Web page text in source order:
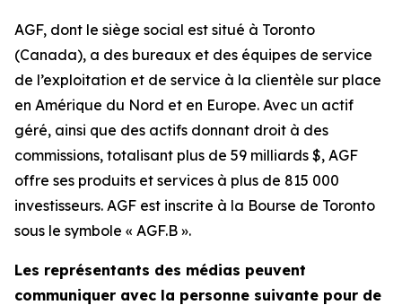
AGF, dont le siège social est situé à Toronto
(Canada), a des bureaux et des équipes de service
de l’exploitation et de service à la clientèle sur place
en Amérique du Nord et en Europe. Avec un actif
géré, ainsi que des actifs donnant droit à des
commissions, totalisant plus de 59 milliards $, AGF
offre ses produits et services à plus de 815 000
investisseurs. AGF est inscrite à la Bourse de Toronto
sous le symbole « AGF.B ».
Les représentants des médias peuvent
communiquer avec la personne suivante pour de